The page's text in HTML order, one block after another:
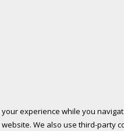
experience while you
We also use third-party